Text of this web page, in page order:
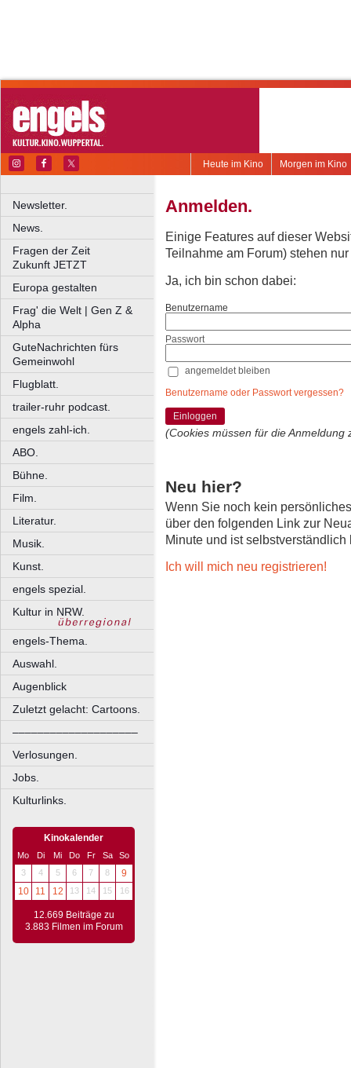
Morgen im Kino
Heute im Kino
Newsletter.
News.
Fragen der Zeit
Zukunft JETZT
Europa gestalten
Frag' die Welt | Gen Z &
Alpha
GuteNachrichten fürs
Gemeinwohl
Flugblatt.
trailer-ruhr podcast.
engels zahl-ich.
ABO.
Bühne.
Film.
Literatur.
Musik.
Kunst.
engels spezial.
Kultur in NRW.
engels-Thema.
Auswahl.
Augenblick
Zuletzt gelacht: Cartoons.
––––––––––––––––––––
Verlosungen.
Jobs.
Kulturlinks.
Kinokalender
Mo Di Mi Do Fr Sa
So
3
4 5 6 7 8
9
10
11 12 13 14 15 16
12.669 Beiträge zu
3.883 Filmen im Forum
Anmelden.
Einige Features auf dieser
Teilnahme am Forum) stehen
Ja, ich bin schon dabei:
Benutzername
Passwort
angemeldet bleiben
Benutzername oder Passwort vergessen?
Einloggen
(Cookies müssen für die Anmeldung
Neu hier?
Wenn Sie noch kein
über den folgenden Link zur
Minute und ist selbstverständlich
Ich will mich neu registrieren!